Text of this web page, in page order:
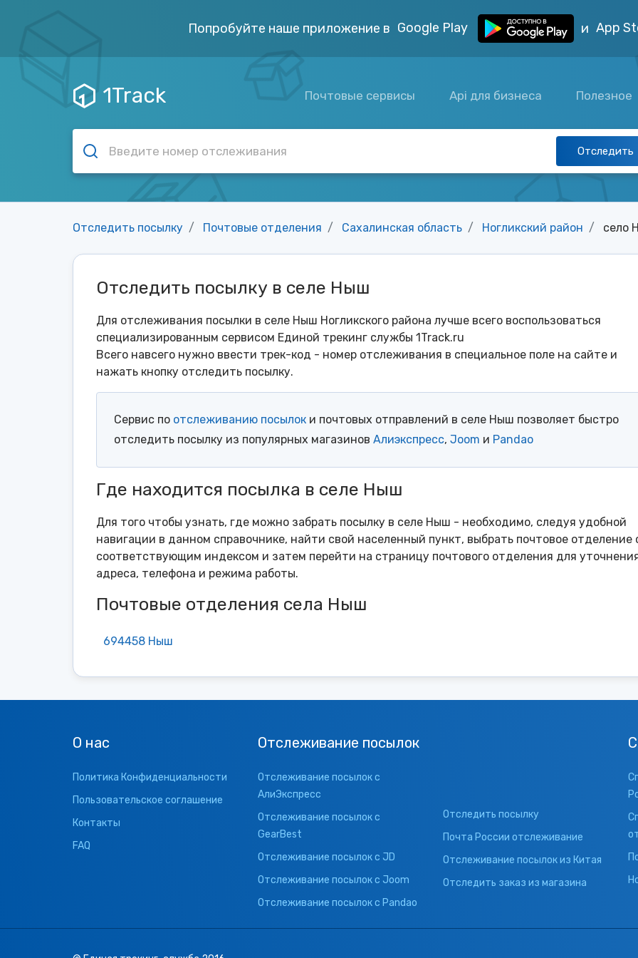
Попробуйте наше приложение в Google Play и App
1Track Почтовые сервисы Api для бизнеса Полезное
Отследить
Отследить посылку Почтовые отделения Сахалинская область Ногликский район село
Отследить посылку в селе Ныш
Для отслеживания посылки в селе Ныш Ногликского района лучше всего воспользоваться
специализированным сервисом Единой трекинг службы 1Track.ru
Всего навсего нужно ввести трек-код - номер отслеживания в специальное поле на сайте и
нажать кнопку отследить посылку.
Сервис по отслеживанию посылок и почтовых отправлений в селе Ныш позволяет быстро
отследить посылку из популярных магазинов Алиэкспресс, Joom и Pandao
Где находится посылка в селе Ныш
Для того чтобы узнать, где можно забрать посылку в селе Ныш - необходимо, следуя удобной
навигации в данном справочнике, найти свой населенный пункт, выбрать почтовое отделение
соответствующим индексом и затем перейти на страницу почтового отделения для
адреса, телефона и режима работы.
Почтовые отделения села Ныш
694458 Ныш
О нас
Политика Конфиденциальности
Пользовательское соглашение
Контакты
FAQ
Отслеживание посылок
Отслеживание посылок с
АлиЭкспресс
Отслеживание посылок с
GearBest
Отслеживание посылок с JD
Отслеживание посылок с Joom
Отслеживание посылок с Pandao
Отследить посылку
Почта России отслеживание
Отслеживание посылок из Китая
Отследить заказ из магазина